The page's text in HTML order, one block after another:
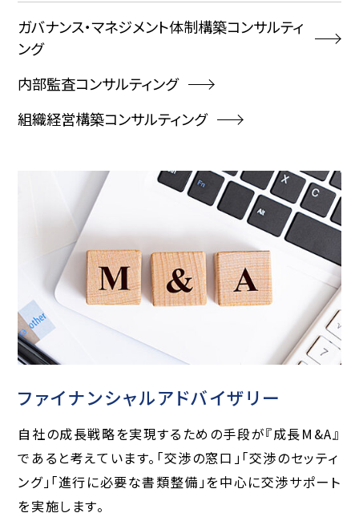
ガバナンス・マネジメント体制構築コンサルティ
ング
内部監査コンサルティング
組織経営構築コンサルティング
ファイナンシャルアドバイザリー
自社の成長戦略を実現するための手段が『成長M&A』
であると考えています。「交渉の窓口」「交渉のセッティ
ング」「進行に必要な書類整備」を中心に交渉サポート
を実施します。